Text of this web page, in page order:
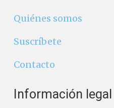
Quiénes somos
Suscríbete
Contacto
Información legal